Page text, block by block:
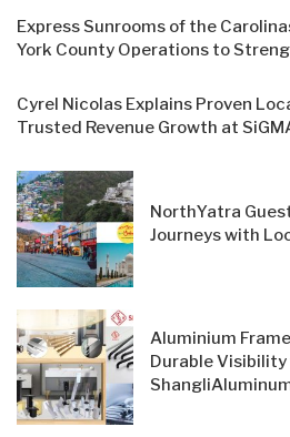
Express Sunrooms of the
York County Operations to
Cyrel Nicolas Explains Proven
Trusted Revenue Growth at
NorthYatra
Journeys with
Aluminium
Durable Visibility